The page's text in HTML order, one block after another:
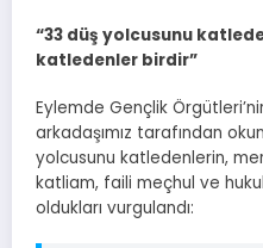
“33 düş yolcusunu
katledenler birdir”
Eylemde Gençlik
arkadaşımız tarafından
yolcusunu katledenlerin,
katliam, faili meçhul ve
oldukları vurgulandı: